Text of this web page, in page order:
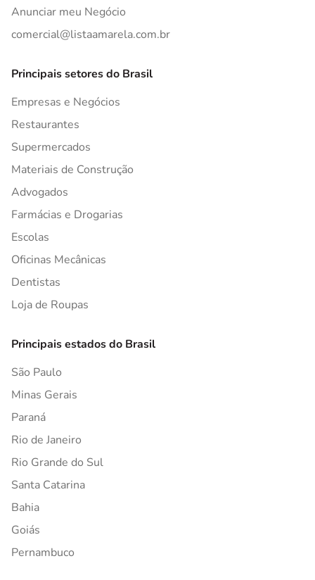
Anunciar meu Negócio
comercial@listaamarela.com.br
Principais setores do Brasil
Empresas e Negócios
Restaurantes
Supermercados
Materiais de Construção
Advogados
Farmácias e Drogarias
Escolas
Oficinas Mecânicas
Dentistas
Loja de Roupas
Principais estados do Brasil
São Paulo
Minas Gerais
Paraná
Rio de Janeiro
Rio Grande do Sul
Santa Catarina
Bahia
Goiás
Pernambuco